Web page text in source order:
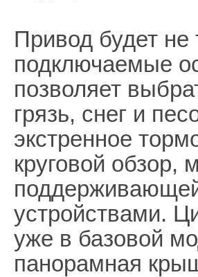
Привод будет не
подключаемые
позволяет
грязь, снег и
экстренное
круговой обзор,
устройствами.
уже в базовой
панорамная